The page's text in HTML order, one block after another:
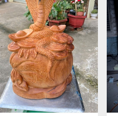
Tượng Rắn Tài Lộc